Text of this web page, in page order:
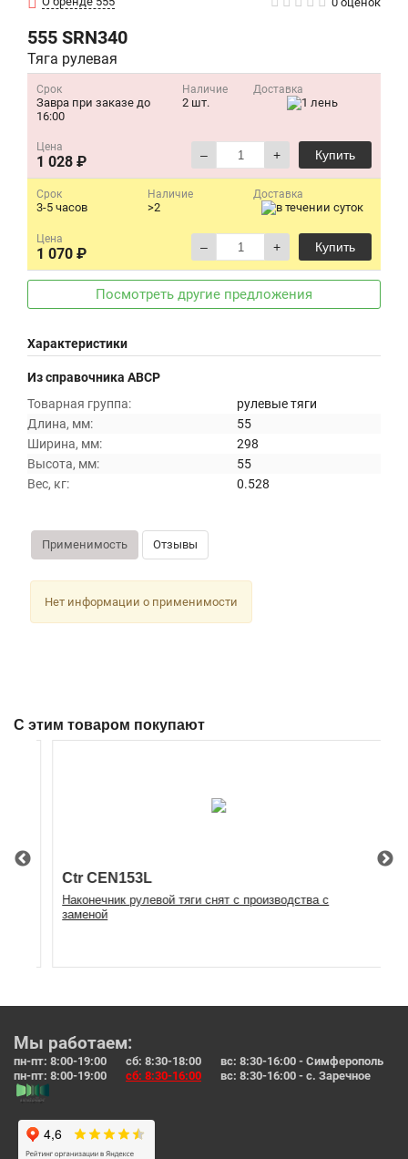
555 SRN340
Тяга рулевая
Срок
Завра при заказе до
16:00
Наличие
2 шт.
Доставка
Цена
1 028 ₽ – + Купить
Срок
3-5 часов
Наличие
>2
Доставка
Цена
1 070 ₽ – + Купить
Посмотреть другие предложения
Характеристики
Из справочника ABCP
Товарная группа:
рулевые тяги
Длина, мм:
55
Ширина, мм:
298
Высота, мм:
55
Вес, кг:
0.528
Применимость Отзывы
Нет информации о применимости
С этим товаром покупают
Ctr CEN153L
Наконечник рулевой тяги снят с производства с
заменой
Мы работаем:
пн-пт: 8:00-19:00 сб: 8:30-18:00 вс: 8:30-16:00 - Симферополь
пн-пт: 8:00-19:00 сб: 8:30-16:00 вс: 8:30-16:00 - с. Заречное